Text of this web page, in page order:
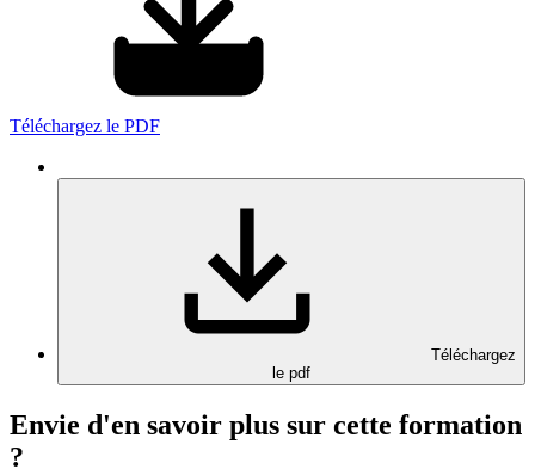
Téléchargez le PDF
Téléchargez
le pdf
Envie d'en savoir plus sur cette formation
?